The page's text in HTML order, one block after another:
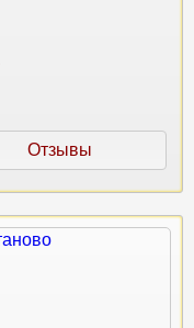
Отзывы